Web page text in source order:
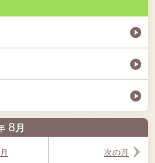
8月
次の月